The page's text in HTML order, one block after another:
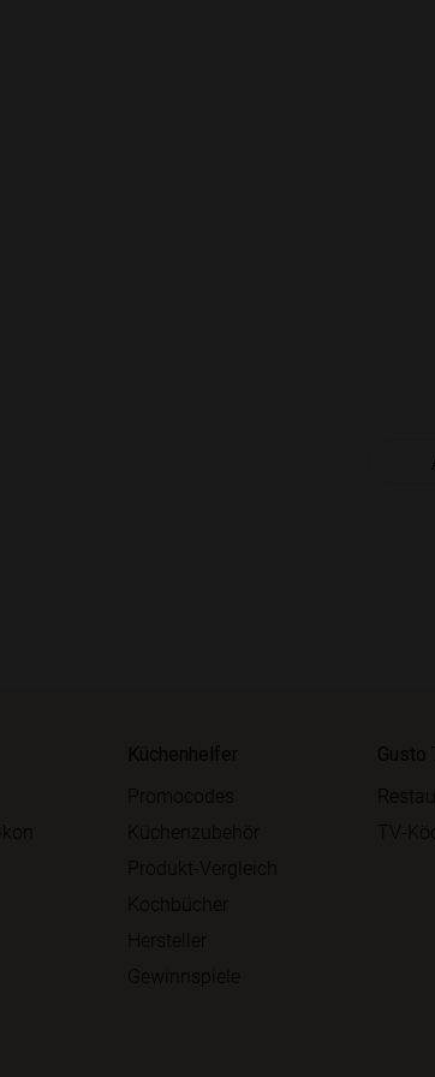
Küchenhelfer
Promocodes
Küchenzubehör
Produkt-Vergleich
Kochbücher
Hersteller
Gewinnspiele
Gusto
TV-